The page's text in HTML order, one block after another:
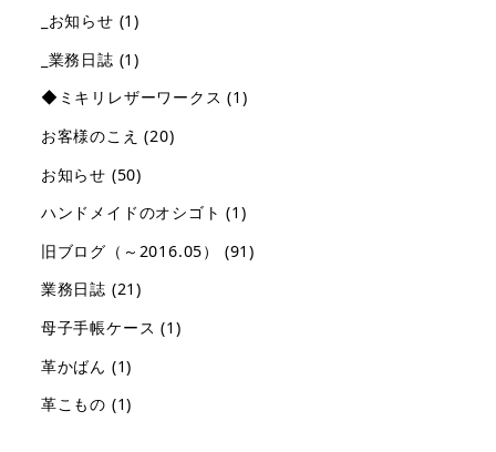
_お知らせ (1)
_業務日誌 (1)
◆ミキリレザーワークス (1)
お客様のこえ (20)
お知らせ (50)
ハンドメイドのオシゴト (1)
旧ブログ（～2016.05）
(91)
業務日誌 (21)
母子手帳ケース (1)
革かばん (1)
革こもの (1)